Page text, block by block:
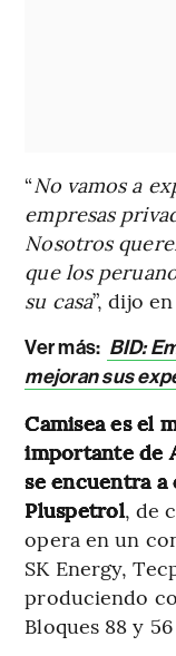
“No vamos a
empresas
Nosotros
que los
su casa”, dijo
Ver más: BID:
mejoran sus
Camisea es el
importante de
se encuentra a
Pluspetrol, de
opera en un
SK Energy,
produciendo
Bloques 88 y